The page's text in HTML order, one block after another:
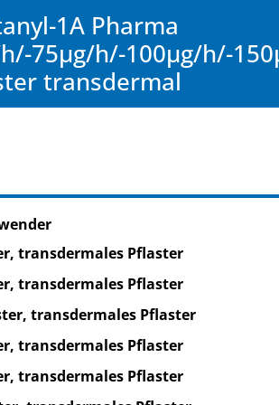
1A Pharma
75µg/h/-100µg/h/-
transdermal
transdermales Pflaster
transdermales Pflaster
transdermales Pflaster
transdermales Pflaster
transdermales Pflaster